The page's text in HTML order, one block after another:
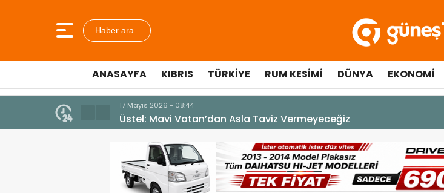
Haber ara...
ANASAYFA KIBRIS TÜRKIYE RUM KESIMI DÜNYA EKONOMI
10 Temmuz 2026 - 18:49
Cumhurbaşkanı Erhürman sergi açılışında fenalaşarak hastaneye